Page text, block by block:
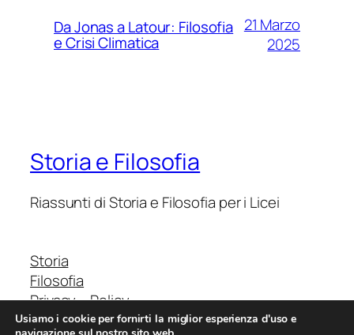
Da Jonas a Latour: Filosofia
e Crisi Climatica
21 Marzo
2025
Storia e Filosofia
Riassunti di Storia e Filosofia per i Licei
Storia
Filosofia
Privacy – Policy
Usiamo i cookie per fornirti la miglior esperienza d'uso e